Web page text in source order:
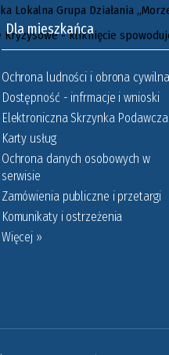
Dla mieszkańca
Ochrona ludności i obrona cywilna
Dostępność - infrmacje i wnioski
Elektroniczna Skrzynka Podawcza
Karty usług
Ochrona danych osobowych w
serwisie
Zamówienia publiczne i przetargi
Komunikaty i ostrzeżenia
Więcej »